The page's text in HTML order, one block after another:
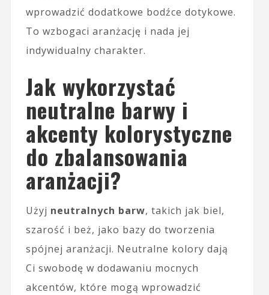
wprowadzić dodatkowe bodźce dotykowe.
To wzbogaci aranżację i nada jej
indywidualny charakter.
Jak wykorzystać
neutralne barwy i
akcenty kolorystyczne
do zbalansowania
aranżacji?
Użyj neutralnych barw, takich jak biel,
szarość i beż, jako bazy do tworzenia
spójnej aranżacji. Neutralne kolory dają
Ci swobodę w dodawaniu mocnych
akcentów, które mogą wprowadzić